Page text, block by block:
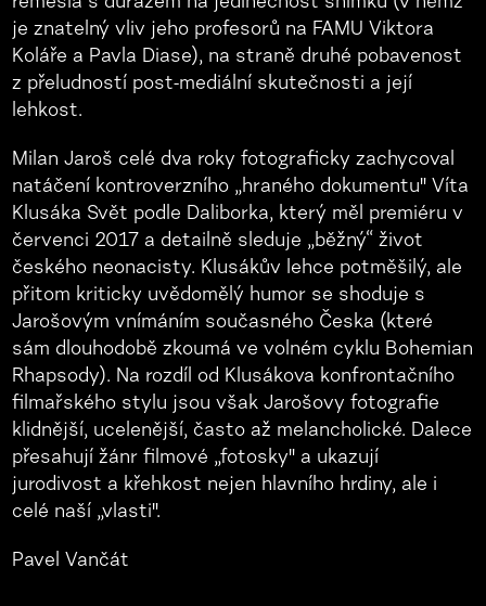
je znatelný vliv jeho profesorů na FAMU Viktora
Koláře a Pavla Diase), na straně druhé pobavenost
z přeludností post-mediální skutečnosti a její
lehkost.
Milan Jaroš celé dva roky fotograficky zachycoval
natáčení kontroverzního „hraného dokumentu" Víta
Klusáka Svět podle Daliborka, který měl premiéru v
červenci 2017 a detailně sleduje „běžný“ život
českého neonacisty. Klusákův lehce potměšilý, ale
přitom kriticky uvědomělý humor se shoduje s
Jarošovým vnímáním současného Česka (které
sám dlouhodobě zkoumá ve volném cyklu Bohemian
Rhapsody). Na rozdíl od Klusákova konfrontačního
filmařského stylu jsou však Jarošovy fotografie
klidnější, ucelenější, často až melancholické. Dalece
přesahují žánr filmové „fotosky" a ukazují
jurodivost a křehkost nejen hlavního hrdiny, ale i
celé naší „vlasti".
Pavel Vančát